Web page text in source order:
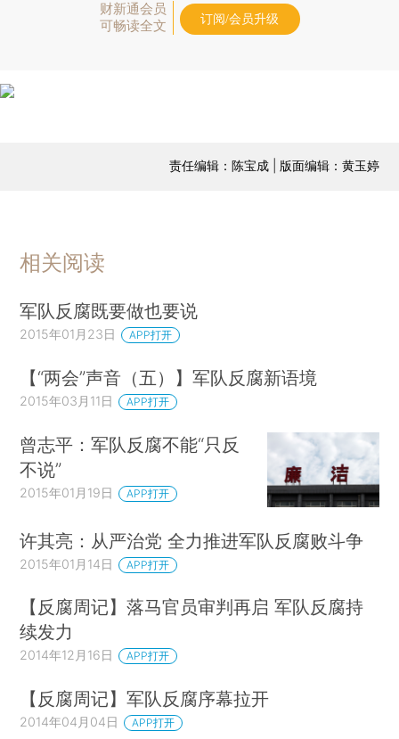
财新通会员
可畅读全文
订阅/会员升级
责任编辑：陈宝成 | 版面编辑：黄玉婷
相关阅读
军队反腐既要做也要说
2015年01月23日 APP打开
【“两会”声音（五）】军队反腐新语境
2015年03月11日 APP打开
曾志平：军队反腐不能“只反
不说”
2015年01月19日 APP打开
许其亮：从严治党 全力推进军队反腐败斗争
2015年01月14日 APP打开
【反腐周记】落马官员审判再启 军队反腐持
续发力
2014年12月16日 APP打开
【反腐周记】军队反腐序幕拉开
2014年04月04日 APP打开